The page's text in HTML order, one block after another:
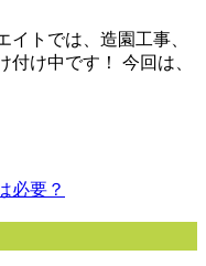
イトでは、造園工事、
け中です！ 今回は、
必要？